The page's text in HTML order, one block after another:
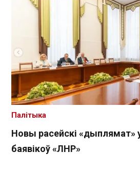
Новы расейскі «дыплямат»
баявікоў «ЛНР»
Палітыка